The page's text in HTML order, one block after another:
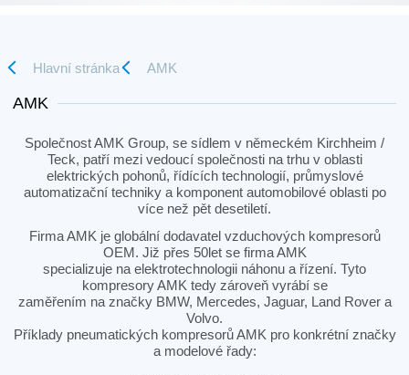
Hlavní stránka AMK
AMK
Společnost AMK Group, se sídlem v německém Kirchheim /
Teck, patří mezi vedoucí společnosti na trhu v oblasti
elektrických pohonů, řídících technologií, průmyslové
automatizační techniky a komponent automobilové oblasti po
více než pět desetiletí.
Firma AMK je globální dodavatel vzduchových kompresorů
OEM. Již přes 50let se firma AMK
specializuje na elektrotechnologii náhonu a řízení. Tyto
kompresory AMK tedy zároveň vyrábí se
zaměřením na značky BMW, Mercedes, Jaguar, Land Rover a
Volvo.
Příklady pneumatických kompresorů AMK pro konkrétní značky
a modelové řady: